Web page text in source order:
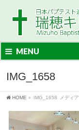
MENU
IMG_1658
HOME » IMG_1658 メディア